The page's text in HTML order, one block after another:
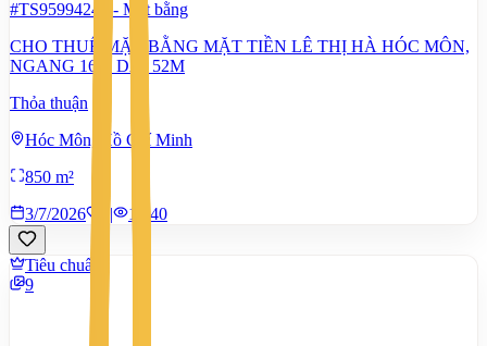
#TS95994241 - Mặt bằng
CHO THUÊ MẶT BẰNG MẶT TIỀN LÊ THỊ HÀ HÓC MÔN,
NGANG 16M DÀI 52M
Thỏa thuận
Hóc Môn, Hồ Chí Minh
850 m²
3/7/2026
| 1.440
Tiêu chuẩn
9